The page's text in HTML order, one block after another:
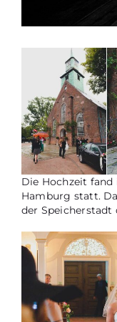
Die Hochzeit fand
Hamburg statt.
der Speicherstadt